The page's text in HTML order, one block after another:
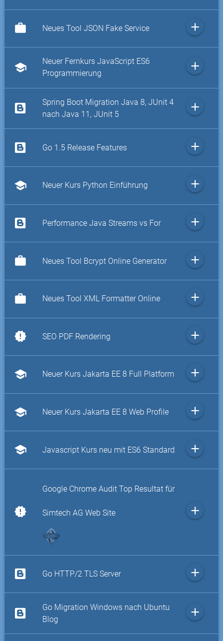
work Neues Tool JSON Fake Service add
school
Neuer Fernkurs JavaScript ES6
Programmierung
add
Spring Boot Migration Java 8, JUnit 4
nach Java 11, JUnit 5
add
Go 1.5 Release Features add
school Neuer Kurs Python Einführung add
Performance Java Streams vs For add
work Neues Tool Bcrypt Online Generator add
work Neues Tool XML Formatter Online add
new_releases SEO PDF Rendering add
school Neuer Kurs Jakarta EE 8 Full Platform add
school Neuer Kurs Jakarta EE 8 Web Profile add
school Javascript Kurs neu mit ES6 Standard add
new_releases
Google Chrome Audit Top Resultat für
Simtech AG Web Site add
Go HTTP/2 TLS Server add
Go Migration Windows nach Ubuntu
Blog
add